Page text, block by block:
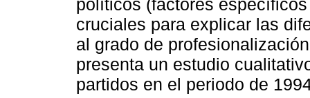
políticos (factores
cruciales para explicar las
al grado de
presenta un estudio
partidos en el periodo de